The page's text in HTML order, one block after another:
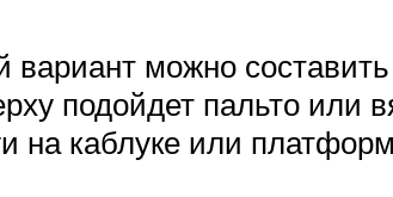
можно
подойдет пальто или
на каблуке или